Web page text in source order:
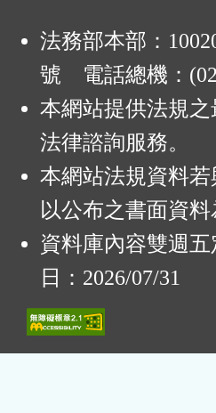
法務部本部：
號 電話總機：
本網站提供法規
法律諮詢服務。
本網站法規資料
以公布之書面資料
資料庫內容雙週
日：2026/07/31